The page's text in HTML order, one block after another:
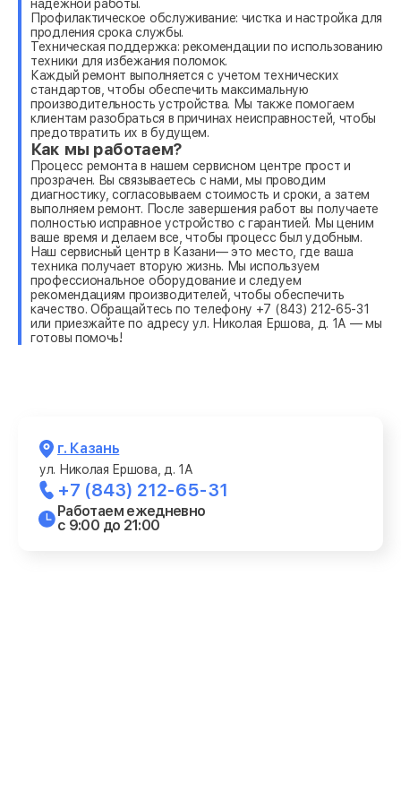
надежной работы.
Профилактическое обслуживание: чистка и настройка для
продления срока службы.
Техническая поддержка: рекомендации по использованию
техники для избежания поломок.
Каждый ремонт выполняется с учетом технических
стандартов, чтобы обеспечить максимальную
производительность устройства. Мы также помогаем
клиентам разобраться в причинах неисправностей, чтобы
предотвратить их в будущем.
Как мы работаем?
Процесс ремонта в нашем сервисном центре прост и
прозрачен. Вы связываетесь с нами, мы проводим
диагностику, согласовываем стоимость и сроки, а затем
выполняем ремонт. После завершения работ вы получаете
полностью исправное устройство с гарантией. Мы ценим
ваше время и делаем все, чтобы процесс был удобным.
Наш сервисный центр в Казани— это место, где ваша
техника получает вторую жизнь. Мы используем
профессиональное оборудование и следуем
рекомендациям производителей, чтобы обеспечить
качество. Обращайтесь по телефону +7 (843) 212-65-31
или приезжайте по адресу ул. Николая Ершова, д. 1А — мы
готовы помочь!
г. Казань
ул. Николая Ершова, д. 1А
+7 (843) 212-65-31
Работаем ежедневно
с 9:00 до 21:00